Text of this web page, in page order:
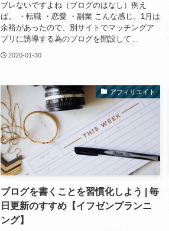
ブレないですよね（ブログのはなし）例え
ば。 ・転職 ・恋愛 ・副業 こんな感じ。1月は
余裕があったので、別サイトでマッチングア
プリに誘導する為のブログを開設して...
2020-01-30
アフィリエイト
ブログを書くことを習慣化しよう | 毎
日更新のすすめ【イフゼンプランニ
ング】